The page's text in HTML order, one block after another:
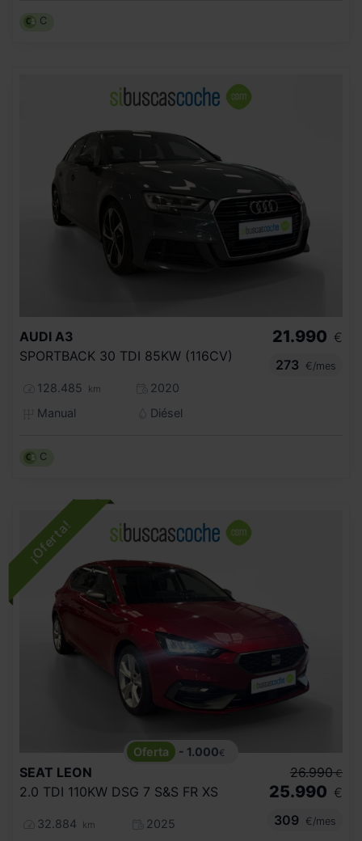
C
AUDI A3
SPORTBACK 30 TDI 85KW (116CV)
128.485 km
2020
Manual
Diésel
21.990 €
273
€/mes
C
- 1.000€
SEAT LEON
2.0 TDI 110KW DSG 7 S&S FR XS
32.884 km 2025
26.990 €
25.990 €
309
€/mes